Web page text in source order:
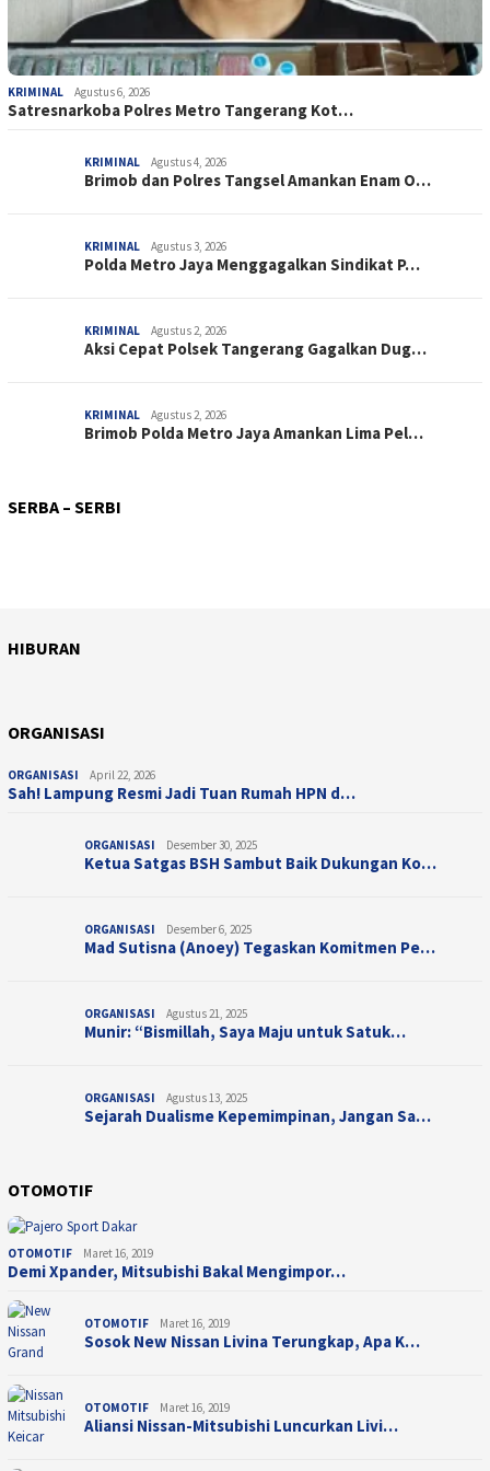
KRIMINAL Agustus 6, 2026
Satresnarkoba Polres Metro Tangerang Kot…
KRIMINAL Agustus 4, 2026
Brimob dan Polres Tangsel Amankan Enam O…
KRIMINAL Agustus 3, 2026
Polda Metro Jaya Menggagalkan Sindikat P…
KRIMINAL Agustus 2, 2026
Aksi Cepat Polsek Tangerang Gagalkan Dug…
KRIMINAL Agustus 2, 2026
Brimob Polda Metro Jaya Amankan Lima Pel…
SERBA – SERBI
Respon Cepat Satgas Kepolisian Operasi D…
Kerja Bakti Massal, Rutan Surakarta Wuju…
SOSIAL Agustus 1, 2026
Dukung Pelaku Usaha Kecil, Rutan Surakar…
KETAHANAN PANGAN
SOSIAL Juli 31, 2026
HIBURAN
Sentuhan Sinematik Ifan Seventeen, &#821…
Taman Bermain Indoor untuk Anak, Champio…
ORGANISASI
ORGANISASI April 22, 2026
Sah! Lampung Resmi Jadi Tuan Rumah HPN d…
ORGANISASI Desember 30, 2025
Ketua Satgas BSH Sambut Baik Dukungan Ko…
ORGANISASI Desember 6, 2025
Mad Sutisna (Anoey) Tegaskan Komitmen Pe…
ORGANISASI Agustus 21, 2025
Munir: “Bismillah, Saya Maju untuk Satuk…
ORGANISASI Agustus 13, 2025
Sejarah Dualisme Kepemimpinan, Jangan Sa…
OTOMOTIF
OTOMOTIF Maret 16, 2019
Demi Xpander, Mitsubishi Bakal Mengimpor…
OTOMOTIF Maret 16, 2019
Sosok New Nissan Livina Terungkap, Apa K…
OTOMOTIF Maret 16, 2019
Aliansi Nissan-Mitsubishi Luncurkan Livi…